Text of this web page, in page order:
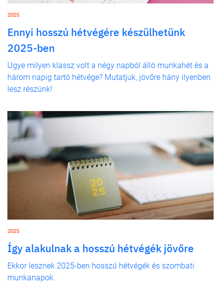
2025
Ennyi hosszú hétvégére készülhetünk
2025-ben
Ugye milyen klassz volt a négy napból álló munkahét és a
három napig tartó hétvége? Mutatjuk, jövőre hány ilyenben
lesz részünk!
2025
Így alakulnak a hosszú hétvégék jövőre
Ekkor lesznek 2025-ben hosszú hétvégék és szombati
munkanapok.